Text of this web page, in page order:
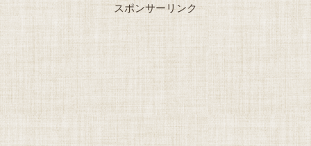
スポンサーリンク